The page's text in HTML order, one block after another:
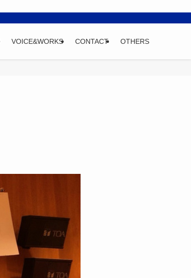
VOICE&WORKS CONTACT OTHERS